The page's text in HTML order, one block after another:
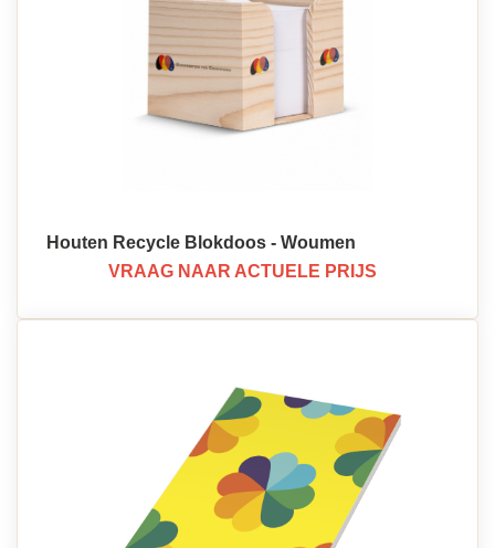
Houten Recycle Blokdoos - Woumen
VRAAG NAAR ACTUELE PRIJS